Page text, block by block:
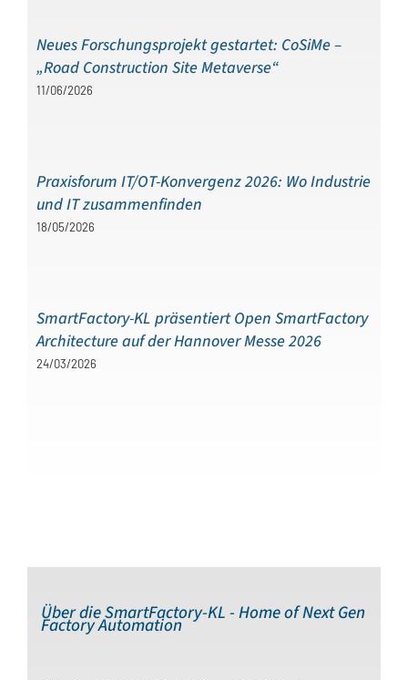
Neues Forschungsprojekt gestartet: CoSiMe –
„Road Construction Site Metaverse“
11/06/2026
Praxisforum IT/OT-Konvergenz 2026: Wo Industrie
und IT zusammenfinden
18/05/2026
SmartFactory-KL präsentiert Open SmartFactory
Architecture auf der Hannover Messe 2026
24/03/2026
Über die SmartFactory-KL - Home of Next Gen
Factory Automation